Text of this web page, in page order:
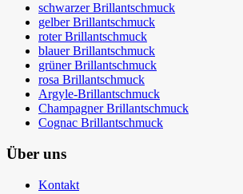
schwarzer Brillantschmuck
gelber Brillantschmuck
roter Brillantschmuck
blauer Brillantschmuck
grüner Brillantschmuck
rosa Brillantschmuck
Argyle-Brillantschmuck
Champagner Brillantschmuck
Cognac Brillantschmuck
Über uns
Kontakt